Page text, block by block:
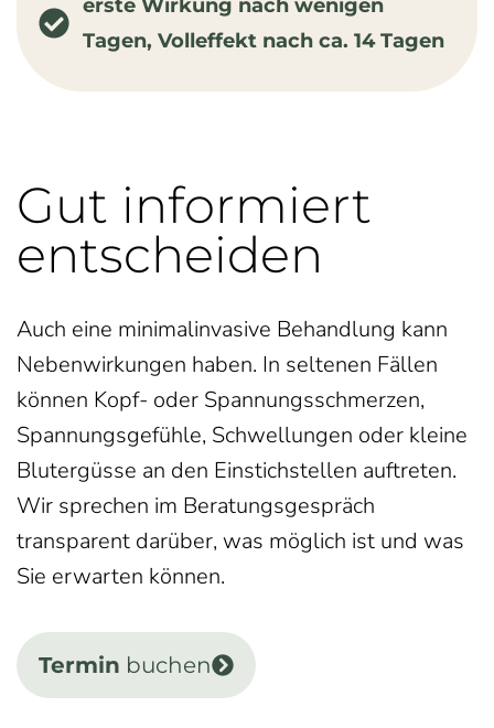
erste Wirkung nach wenigen
Tagen, Volleffekt nach ca. 14 Tagen
Gut informiert
entscheiden
Auch eine minimalinvasive Behandlung kann
Nebenwirkungen haben. In seltenen Fällen
können Kopf- oder Spannungsschmerzen,
Spannungsgefühle, Schwellungen oder kleine
Blutergüsse an den Einstichstellen auftreten.
Wir sprechen im Beratungsgespräch
transparent darüber, was möglich ist und was
Sie erwarten können.
Termin buchen